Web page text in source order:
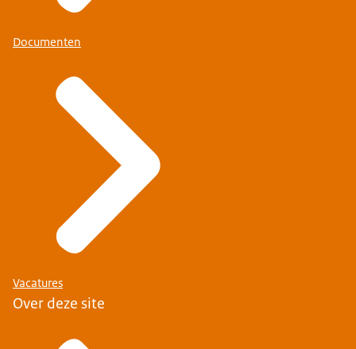
Documenten
Vacatures
Over deze site